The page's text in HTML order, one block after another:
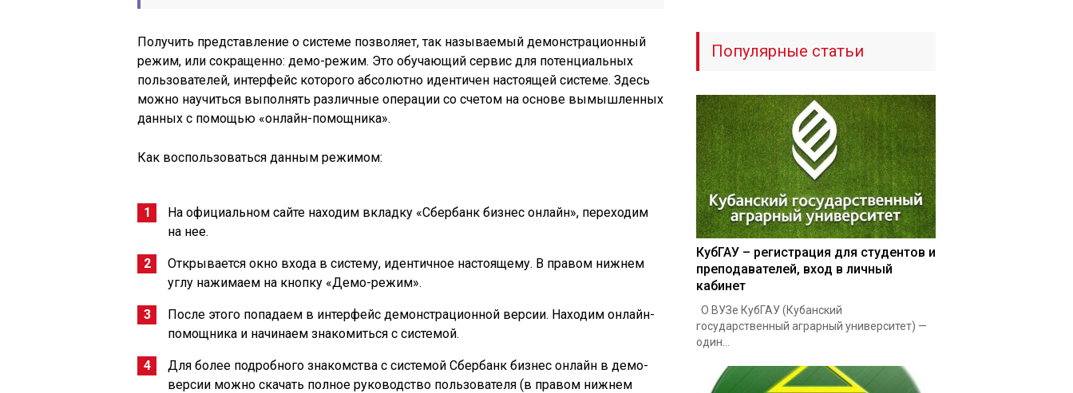
Получить представление о системе позволяет, так называемый демонстрационный
режим, или сокращенно: демо-режим. Это обучающий сервис для потенциальных
пользователей, интерфейс которого абсолютно идентичен настоящей системе. Здесь
можно научиться выполнять различные операции со счетом на основе вымышленных
данных с помощью «онлайн-помощника».
Как воспользоваться данным режимом:
На официальном сайте находим вкладку «Сбербанк бизнес онлайн», переходим
на нее.
Открывается окно входа в систему, идентичное настоящему. В правом нижнем
углу нажимаем на кнопку «Демо-режим».
После этого попадаем в интерфейс демонстрационной версии. Находим онлайн-
помощника и начинаем знакомиться с системой.
Для более подробного знакомства с системой Сбербанк бизнес онлайн в демо-
версии можно скачать полное руководство пользователя (в правом нижнем
Популярные статьи
КубГАУ – регистрация для студентов и
преподавателей, вход в личный
кабинет
О ВУЗе КубГАУ (Кубанский
государственный аграрный университет) —
один...